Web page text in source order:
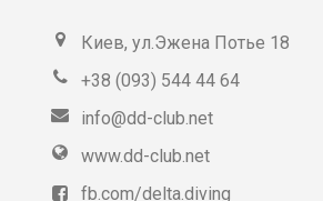
Киев, ул.Эжена Потье 18
+38 (093) 544 44 64
info@dd-club.net
www.dd-club.net
fb.com/delta.diving